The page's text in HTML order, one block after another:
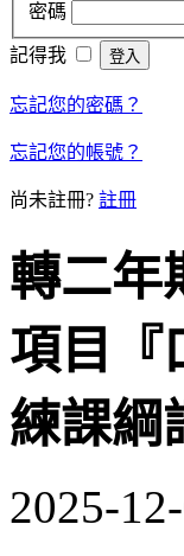
密碼
記得我
忘記您的密碼？
忘記您的帳號？
尚未註冊? 註冊
轉二年
項目『
練課綱
2025-